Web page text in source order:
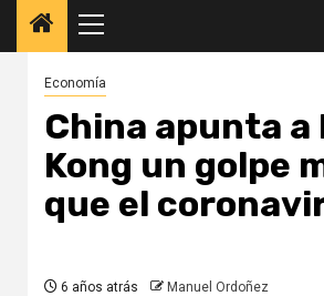
Menú
principal
Economía
China apunta a
Kong un golpe
que el
6 años atrás Manuel Ordoñez